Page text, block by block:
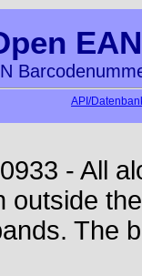
API/
- All
outside
The